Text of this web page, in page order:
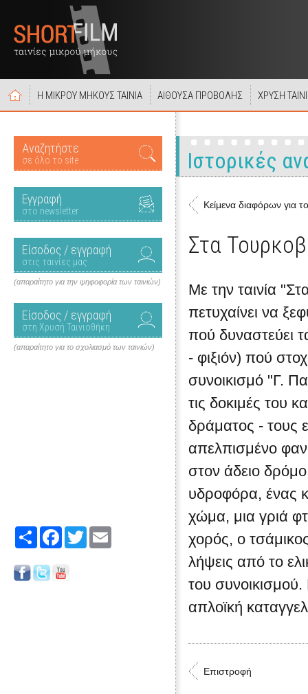
Η ΜΙΚΡΟΥ ΜΗΚΟΥΣ ΤΑΙΝΙΑ ΑΙΘΟΥΣΑ ΠΡΟΒΟΛΗΣ ΧΡΥΣΗ
Αναζητήστε
σε όλο το site
Εγγραφή
στο newsletter
Είσοδος / εγγραφή
στις ταινίες μας
(απαραίτητο για την ψηφοφορία των ταινιών)
Είσοδος / εγγραφή
στη Χρυσή Ταινιοθήκη
(απαραίτητο για το σχολιασμό των ταινιών)
Share FacebookTwitter
Ιστορικές
Κείμενα διαφόρων για
Στα
Με την ταινία
πετυχαίνει να
πού δυναστεύει
- φιξιόν) πού
συνοικισμό "Γ.
τις δοκιμές του
δράματος - τους
απελπισμένο
στον άδειο
υδροφόρα, ένας
χώμα, μια γριά
χορός, ο
λήψεις από το
του
απλοϊκή
Επιστροφή